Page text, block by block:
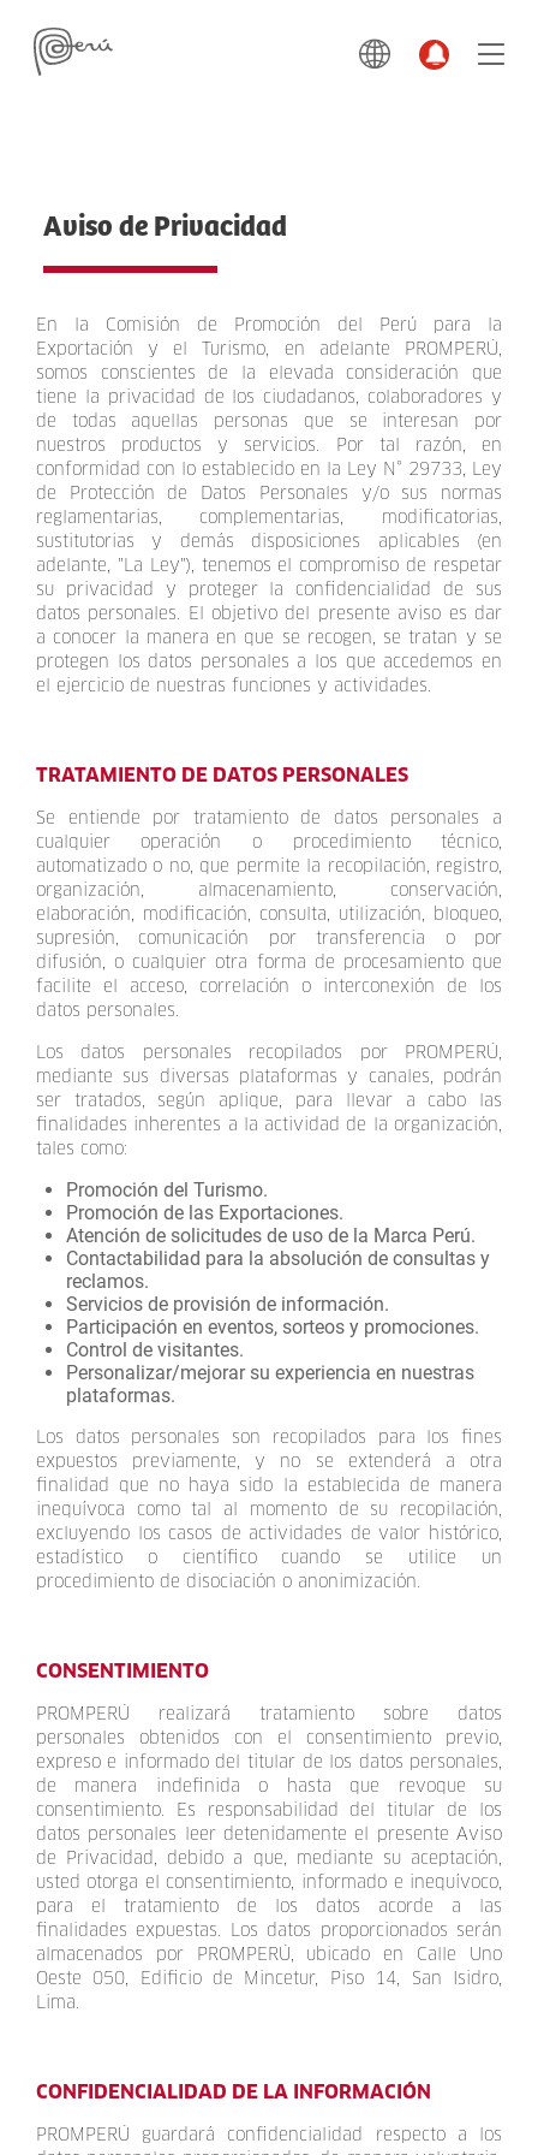
Aviso de Privacidad
En la Comisión de Promoción del Perú para la
Exportación y el Turismo, en adelante PROMPERÚ,
somos conscientes de la elevada consideración que
tiene la privacidad de los ciudadanos, colaboradores y
de todas aquellas personas que se interesan por
nuestros productos y servicios. Por tal razón, en
conformidad con lo establecido en la Ley N° 29733, Ley
de Protección de Datos Personales y/o sus normas
reglamentarias, complementarias, modificatorias,
sustitutorias y demás disposiciones aplicables (en
adelante, "La Ley"), tenemos el compromiso de respetar
su privacidad y proteger la confidencialidad de sus
datos personales. El objetivo del presente aviso es dar
a conocer la manera en que se recogen, se tratan y se
protegen los datos personales a los que accedemos en
el ejercicio de nuestras funciones y actividades.
TRATAMIENTO DE DATOS PERSONALES
Se entiende por tratamiento de datos personales a
cualquier operación o procedimiento técnico,
automatizado o no, que permite la recopilación, registro,
organización, almacenamiento, conservación,
elaboración, modificación, consulta, utilización, bloqueo,
supresión, comunicación por transferencia o por
difusión, o cualquier otra forma de procesamiento que
facilite el acceso, correlación o interconexión de los
datos personales.
Los datos personales recopilados por PROMPERÚ,
mediante sus diversas plataformas y canales, podrán
ser tratados, según aplique, para llevar a cabo las
finalidades inherentes a la actividad de la organización,
tales como:
Promoción del Turismo.
Promoción de las Exportaciones.
Atención de solicitudes de uso de la Marca Perú.
Contactabilidad para la absolución de consultas y
reclamos.
Servicios de provisión de información.
Participación en eventos, sorteos y promociones.
Control de visitantes.
Personalizar/mejorar su experiencia en nuestras
plataformas.
Los datos personales son recopilados para los fines
expuestos previamente, y no se extenderá a otra
finalidad que no haya sido la establecida de manera
inequívoca como tal al momento de su recopilación,
excluyendo los casos de actividades de valor histórico,
estadístico o científico cuando se utilice un
procedimiento de disociación o anonimización.
CONSENTIMIENTO
PROMPERÚ realizará tratamiento sobre datos
personales obtenidos con el consentimiento previo,
expreso e informado del titular de los datos personales,
de manera indefinida o hasta que revoque su
consentimiento. Es responsabilidad del titular de los
datos personales leer detenidamente el presente Aviso
de Privacidad, debido a que, mediante su aceptación,
usted otorga el consentimiento, informado e inequívoco,
para el tratamiento de los datos acorde a las
finalidades expuestas. Los datos proporcionados serán
almacenados por PROMPERÚ, ubicado en Calle Uno
Oeste 050, Edificio de Mincetur, Piso 14, San Isidro,
Lima.
CONFIDENCIALIDAD DE LA INFORMACIÓN
PROMPERÚ guardará confidencialidad respecto a los